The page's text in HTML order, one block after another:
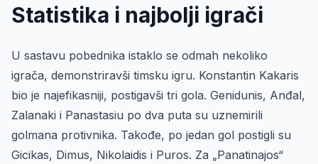
Statistika i najbolji igrači
U sastavu pobednika istaklo se odmah nekoliko
igrača, demonstriravši timsku igru. Konstantin Kakaris
bio je najefikasniji, postigavši tri gola. Genidunis, Anđal,
Zalanaki i Panastasiu po dva puta su uznemirili
golmana protivnika. Takođe, po jedan gol postigli su
Gicikas, Dimus, Nikolaidis i Puros. Za „Panatinajos“